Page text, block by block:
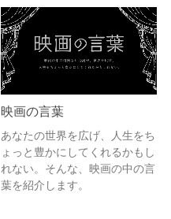
映画の言葉
あなたの世界を広げ、人生をち
ょっと豊かにしてくれるかもし
れない。そんな、映画の中の言
葉を紹介します。